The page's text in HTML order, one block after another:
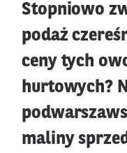
Stopniowo
podaż
ceny tych
hurtowych?
maliny